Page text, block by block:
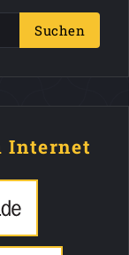
Suchen
Internet